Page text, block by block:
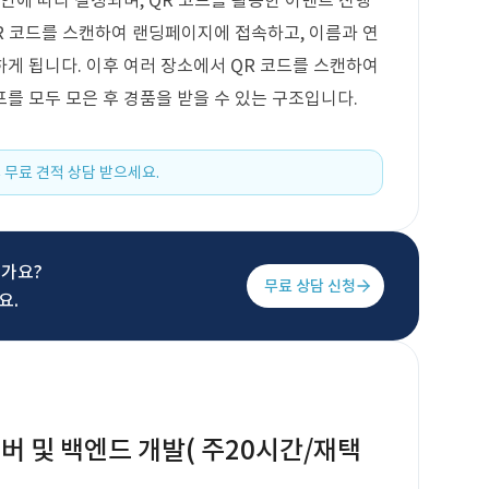
드를 스캔하여 랜딩페이지에 접속하고, 이름과 연
됩니다. 이후 여러 장소에서 QR 코드를 스캔하여
모두 모은 후 경품을 받을 수 있는 구조입니다.
료 견적 상담 받으세요.
요?
.
무료 상담 신청
및 백엔드 개발( 주20시간/재택